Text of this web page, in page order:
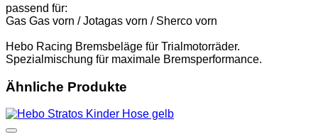
passend für:
Gas Gas vorn / Jotagas vorn / Sherco vorn
Hebo Racing Bremsbeläge für Trialmotorräder.
Spezialmischung für maximale Bremsperformance.
Ähnliche Produkte